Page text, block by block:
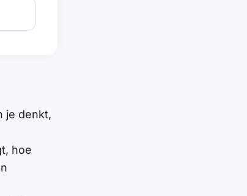
je denkt,
hoe